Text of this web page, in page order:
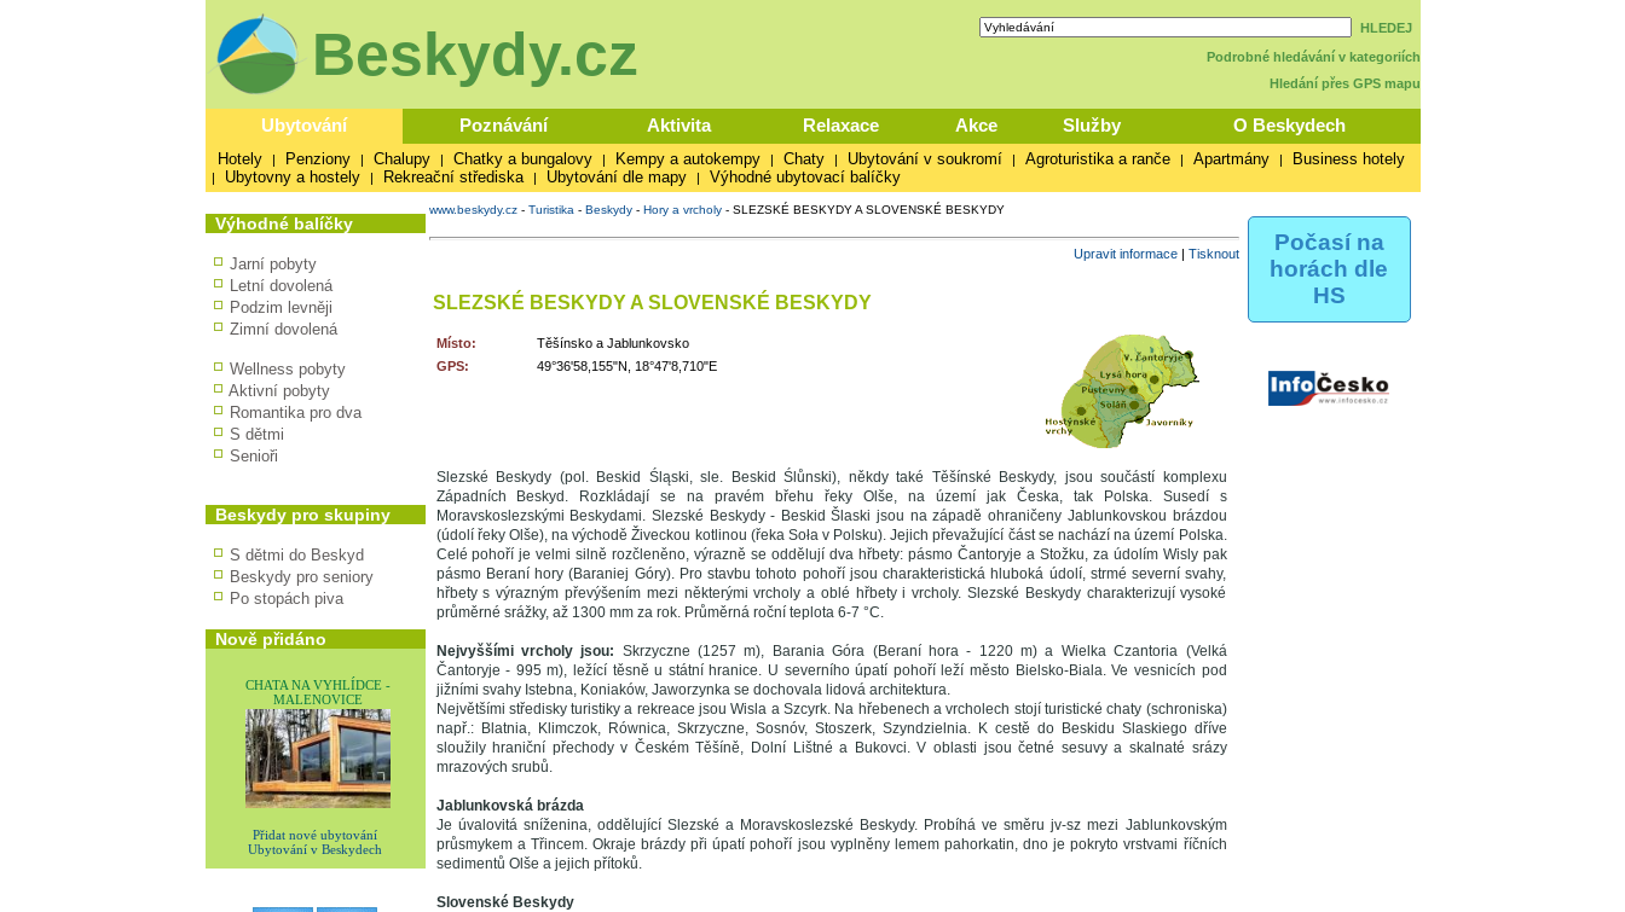
Beskydy.cz
HLEDEJ
Podrobné hledávání v kategoriích
Hledání přes GPS mapu
Ubytování Poznávání Aktivita Relaxace Akce Služby O Beskydech
Hotely | Penziony | Chalupy | Chatky a bungalovy | Kempy a autokempy | Chaty | Ubytování v soukromí | Agroturistika a ranče | Apartmány | Business hotely
| Ubytovny a hostely | Rekreační střediska | Ubytování dle mapy | Výhodné ubytovací balíčky
Počasí na
horách dle
HS
Výhodné balíčky
Jarní pobyty
Letní dovolená
Podzim levněji
Zimní dovolená
Wellness pobyty
Aktivní pobyty
Romantika pro dva
S dětmi
Senioři
Beskydy pro skupiny
S dětmi do Beskyd
Beskydy pro seniory
Po stopách piva
Nově přidáno
CHATA NA VYHLÍDCE -
MALENOVICE
Přidat nové ubytování
Ubytování v Beskydech
www.beskydy.cz- Turistika - Beskydy- Hory a vrcholy- SLEZSKÉ BESKYDY A SLOVENSKÉ BESKYDY
Upravit informace| Tisknout
SLEZSKÉ BESKYDY A SLOVENSKÉ BESKYDY
Místo:
Těšínsko a Jablunkovsko
GPS:
49°36'58,155"N, 18°47'8,710"E
Slezské Beskydy (pol. Beskid Śląski, sle. Beskid Ślůnski), někdy také Těšínské Beskydy, jsou součástí komplexu
Západních Beskyd. Rozkládají se na pravém břehu řeky Olše, na území jak Česka, tak Polska. Susedí s
Moravskoslezskými Beskydami. Slezské Beskydy - Beskid Šlaski jsou na západě ohraničeny Jablunkovskou brázdou
(údolí řeky Olše), na východě Živeckou kotlinou (řeka Soła v Polsku). Jejich převažující část se nachází na území Polska.
Celé pohoří je velmi silně rozčleněno, výrazně se oddělují dva hřbety: pásmo Čantoryje a Stožku, za údolím Wisly pak
pásmo Beraní hory (Baraniej Góry). Pro stavbu tohoto pohoří jsou charakteristická hluboká údolí, strmé severní svahy,
hřbety s výrazným převýšením mezi některými vrcholy a oblé hřbety i vrcholy. Slezské Beskydy charakterizují vysoké
průměrné srážky, až 1300 mm za rok. Průměrná roční teplota 6-7 °C.
Nejvyššími vrcholy jsou: Skrzyczne (1257 m), Barania Góra (Beraní hora - 1220 m) a Wielka Czantoria (Velká
Čantoryje - 995 m), ležící těsně u státní hranice. U severního úpatí pohoří leží město Bielsko-Biala. Ve vesnicích pod
jižními svahy Istebna, Koniaków, Jaworzynka se dochovala lidová architektura.
Největšími středisky turistiky a rekreace jsou Wisla a Szcyrk. Na hřebenech a vrcholech stojí turistické chaty (schroniska)
např.: Blatnia, Klimczok, Równica, Skrzyczne, Sosnóv, Stoszerk, Szyndzielnia. K cestě do Beskidu Slaskiego dříve
sloužily hraniční přechody v Českém Těšíně, Dolní Lištné a Bukovci. V oblasti jsou četné sesuvy a skalnaté srázy
mrazových srubů.
Jablunkovská brázda
Je úvalovitá sníženina, oddělující Slezské a Moravskoslezské Beskydy. Probíhá ve směru jv-sz mezi Jablunkovským
průsmykem a Třincem. Okraje brázdy při úpatí pohoří jsou vyplněny lemem pahorkatin, dno je pokryto vrstvami říčních
sedimentů Olše a jejich přítoků.
Slovenské Beskydy